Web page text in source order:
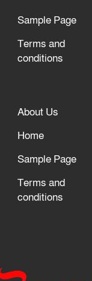
Sample Page
Terms and
conditions
About Us
Home
Sample Page
Terms and
conditions